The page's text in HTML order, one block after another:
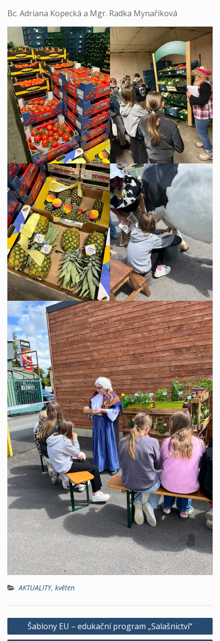
Bc. Adriana Kopecká a Mgr. Radka Mynaříková
AKTUALITY, květen
Navigace
pro
Šablony EU – edukační program „Salašnictví“